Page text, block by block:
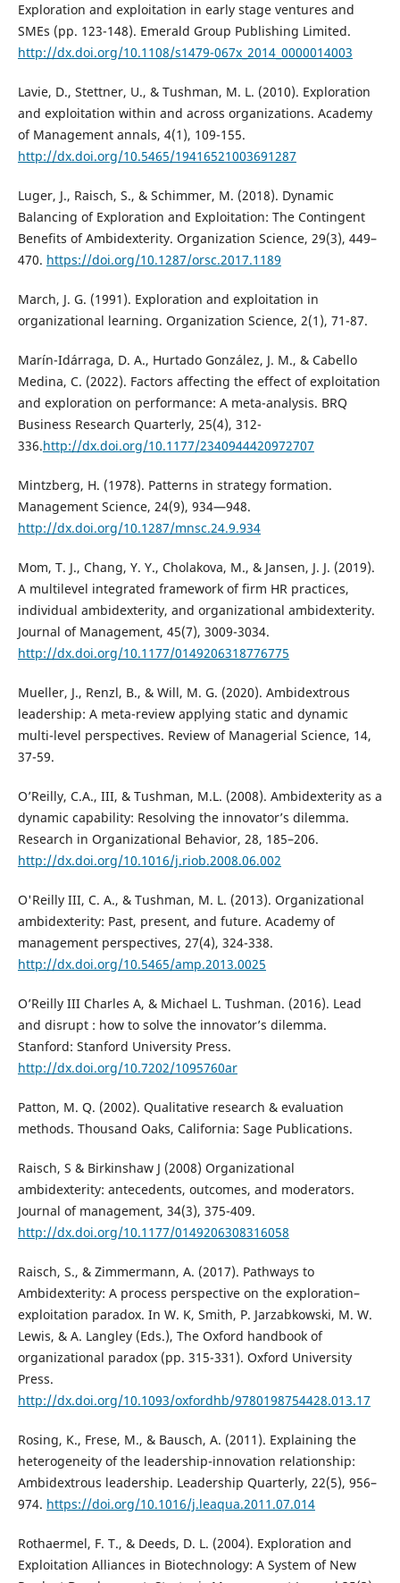
Exploration and exploitation in early stage ventures and
SMEs (pp. 123-148). Emerald Group Publishing Limited.
http://dx.doi.org/10.1108/s1479-067x_2014_0000014003
Lavie, D., Stettner, U., & Tushman, M. L. (2010). Exploration
and exploitation within and across organizations. Academy
of Management annals, 4(1), 109-155.
http://dx.doi.org/10.5465/19416521003691287
Luger, J., Raisch, S., & Schimmer, M. (2018). Dynamic
Balancing of Exploration and Exploitation: The Contingent
Benefits of Ambidexterity. Organization Science, 29(3), 449–
470. https://doi.org/10.1287/orsc.2017.1189
March, J. G. (1991). Exploration and exploitation in
organizational learning. Organization Science, 2(1), 71-87.
Marín-Idárraga, D. A., Hurtado González, J. M., & Cabello
Medina, C. (2022). Factors affecting the effect of exploitation
and exploration on performance: A meta-analysis. BRQ
Business Research Quarterly, 25(4), 312-
336.http://dx.doi.org/10.1177/2340944420972707
Mintzberg, H. (1978). Patterns in strategy formation.
Management Science, 24(9), 934—948.
http://dx.doi.org/10.1287/mnsc.24.9.934
Mom, T. J., Chang, Y. Y., Cholakova, M., & Jansen, J. J. (2019).
A multilevel integrated framework of firm HR practices,
individual ambidexterity, and organizational ambidexterity.
Journal of Management, 45(7), 3009-3034.
http://dx.doi.org/10.1177/0149206318776775
Mueller, J., Renzl, B., & Will, M. G. (2020). Ambidextrous
leadership: A meta-review applying static and dynamic
multi-level perspectives. Review of Managerial Science, 14,
37-59.
O’Reilly, C.A., III, & Tushman, M.L. (2008). Ambidexterity as a
dynamic capability: Resolving the innovator’s dilemma.
Research in Organizational Behavior, 28, 185–206.
http://dx.doi.org/10.1016/j.riob.2008.06.002
O'Reilly III, C. A., & Tushman, M. L. (2013). Organizational
ambidexterity: Past, present, and future. Academy of
management perspectives, 27(4), 324-338.
http://dx.doi.org/10.5465/amp.2013.0025
O’Reilly III Charles A, & Michael L. Tushman. (2016). Lead
and disrupt : how to solve the innovator’s dilemma.
Stanford: Stanford University Press.
http://dx.doi.org/10.7202/1095760ar
Patton, M. Q. (2002). Qualitative research & evaluation
methods. Thousand Oaks, California: Sage Publications.
Raisch, S & Birkinshaw J (2008) Organizational
ambidexterity: antecedents, outcomes, and moderators.
Journal of management, 34(3), 375-409.
http://dx.doi.org/10.1177/0149206308316058
Raisch, S., & Zimmermann, A. (2017). Pathways to
Ambidexterity: A process perspective on the exploration–
exploitation paradox. In W. K, Smith, P. Jarzabkowski, M. W.
Lewis, & A. Langley (Eds.), The Oxford handbook of
organizational paradox (pp. 315-331). Oxford University
Press.
http://dx.doi.org/10.1093/oxfordhb/9780198754428.013.17
Rosing, K., Frese, M., & Bausch, A. (2011). Explaining the
heterogeneity of the leadership-innovation relationship:
Ambidextrous leadership. Leadership Quarterly, 22(5), 956–
974. https://doi.org/10.1016/j.leaqua.2011.07.014
Rothaermel, F. T., & Deeds, D. L. (2004). Exploration and
Exploitation Alliances in Biotechnology: A System of New